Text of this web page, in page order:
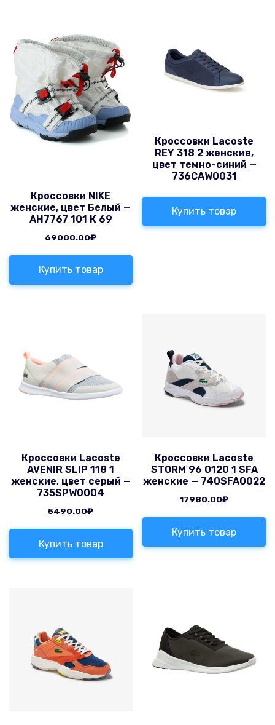
Кроссовки NIKE
женские, цвет Белый —
AH7767 101 К 69
69000.00₽
Купить товар
Кроссовки Lacoste
REY 318 2 женские,
цвет темно-синий —
736CAW0031
Купить товар
Кроссовки Lacoste
AVENIR SLIP 118 1
женские, цвет серый —
735SPW0004
5490.00₽
Купить товар
Кроссовки Lacoste
STORM 96 0120 1 SFA
женские — 740SFA0022
17980.00₽
Купить товар